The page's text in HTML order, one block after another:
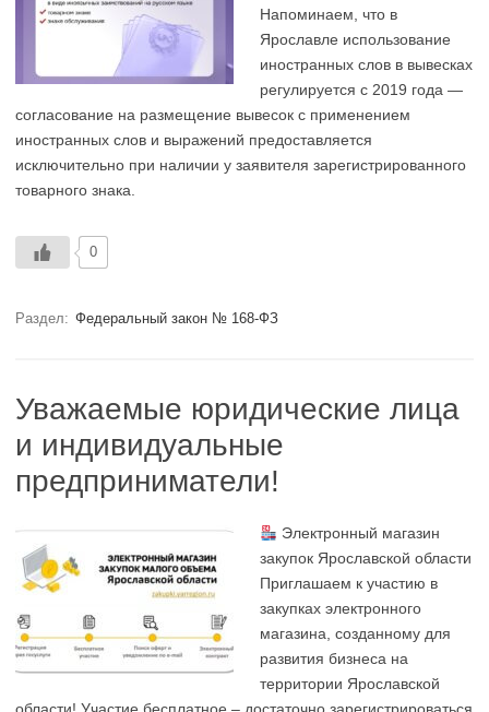
Напоминаем, что в
Ярославле использование
иностранных слов в вывесках
регулируется с 2019 года —
согласование на размещение вывесок с применением
иностранных слов и выражений предоставляется
исключительно при наличии у заявителя зарегистрированного
товарного знака.
0
Раздел: Федеральный закон № 168-ФЗ
Уважаемые юридические лица
и индивидуальные
предприниматели!
Электронный магазин
закупок Ярославской области
Приглашаем к участию в
закупках электронного
магазина, созданному для
развития бизнеса на
территории Ярославской